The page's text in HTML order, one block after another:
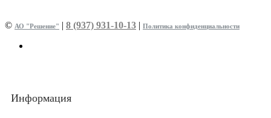
© АО "Решение" | 8 (937) 931-10-13 | Политика конфиденциальности
Информация